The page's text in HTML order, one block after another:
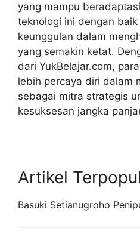
yang mampu
teknologi ini dengan
keunggulan dalam
yang semakin ketat.
dari YukBelajar.com,
lebih percaya diri dalam
sebagai mitra strategis
kesuksesan jangka
Artikel
Basuki Setianugroho